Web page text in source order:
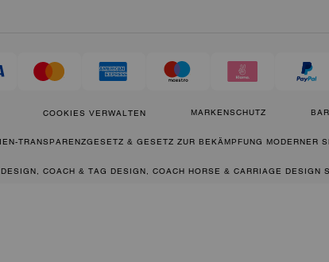
COOKIES VERWALTEN MARKENSCHUTZ
TRANSPARENZGESETZ & GESETZ ZUR BEKÄMPFUNG MODERNER
COACH & TAG DESIGN, COACH HORSE & CARRIAGE DESIGN